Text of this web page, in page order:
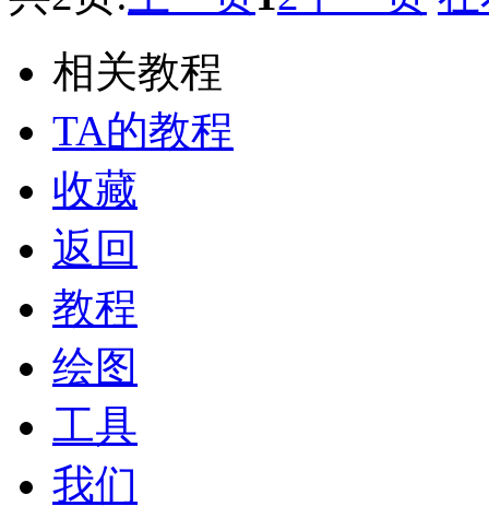
相关教程
TA的教程
收藏
返回
教程
绘图
工具
我们